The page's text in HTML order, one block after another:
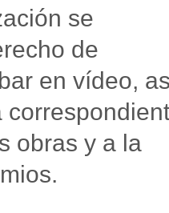
se
de
en vídeo,
obras y a la